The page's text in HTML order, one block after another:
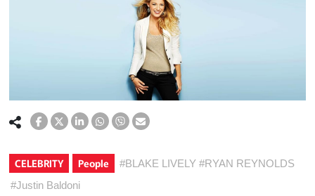
CELEBRITY People #BLAKE LIVELY #RYAN REYNOLDS
#Justin Baldoni